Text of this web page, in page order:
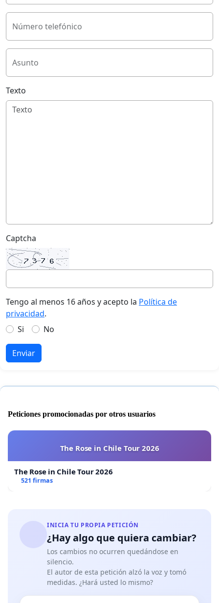
Número telefónico
Asunto
Texto
Captcha
Tengo al menos 16 años y acepto la Política de
privacidad.
Si
No
Enviar
Peticiones promocionadas por otros usuarios
The Rose in Chile Tour 2026
The Rose in Chile Tour 2026
521 firmas
INICIA TU PROPIA PETICIÓN
¿Hay algo que quiera cambiar?
Los cambios no ocurren quedándose en
silencio.
El autor de esta petición alzó la voz y tomó
medidas. ¿Hará usted lo mismo?